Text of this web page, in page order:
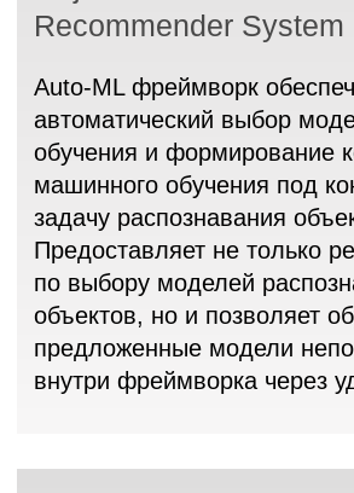
компоненты, повышая гибкость
и эффективность разработки.
Платформа предназначена для
поддержки жизненного цикла разработки
и эксплуатации систем ИИ на основе
больших данных и тяжелых моделей
DataMall
Commercial
Показать подробнее о проектах